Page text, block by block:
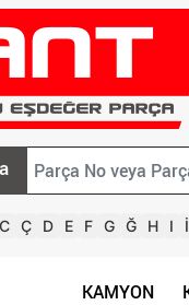
C Ç D E F G Ğ H I İ
KAMYON